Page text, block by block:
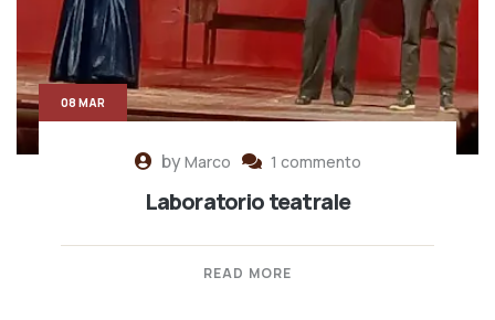
byMarco 1 commento
Laboratorio teatrale
READ MORE
08 MAR